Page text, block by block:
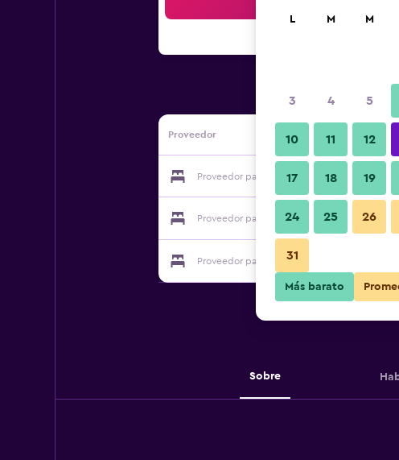
Proveedor
Proveedor para Residence Inn Guest House
Proveedor para Residence Inn Guest House
Proveedor para Residence Inn Guest House
Sobre
L M M
3 4 5
10 11 12
17 18 19
24 25 26
31
Más barato